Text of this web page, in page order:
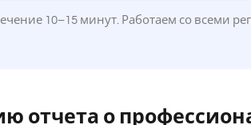
10–15 минут. Работаем со всеми
отчета о